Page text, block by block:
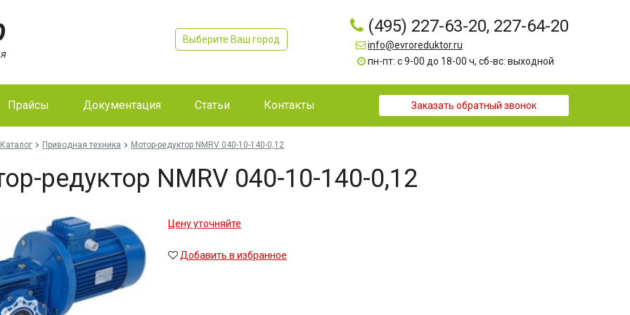
Выберите Ваш город
(495) 227-63-20, 227-64-20
info@evroreduktor.ru
пн-пт: с 9-00 до 18-00 ч, сб-вс: выходной
Прайсы Документация Статьи Контакты Заказать обратный звонок
Каталог Приводная техника Мо­тор-ре­дук­тор NMRV 040-10-140-0,12
ре­дук­тор NMRV 040-10-140-0,12
Цену уточняйте
Добавить в избранное